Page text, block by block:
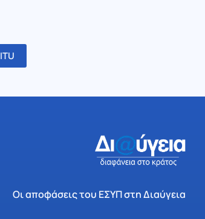
ITU
Οι αποφάσεις του ΕΣΥΠ στη Διαύγεια